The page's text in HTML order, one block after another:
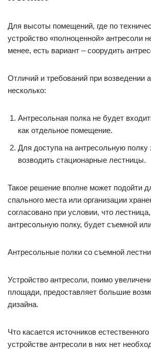
Для высоты помещений, где по
устройство «полноценной» антресоли
менее, есть вариант – соорудить
Отличий и требований при возведении
несколько:
Антресольная полка не будет
как отдельное помещение.
Для доступа на антресольную полку
возводить стационарные лестницы.
Такое решение вполне может подойти
спального места или организации
согласовано при условии, что
антресольную полку, будет съемной
Антресольные полки со съемной
Устройство антресоли, поимо
площади, предоставляет большие
дизайна.
Что касается источников
устройстве антресоли в них нет